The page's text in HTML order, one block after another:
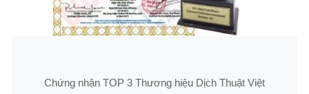
Chứng nhận TOP 3 Thương hiệu Dịch Thuật Việt